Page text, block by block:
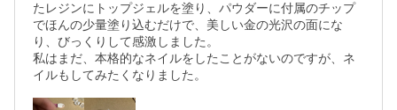
たレジンにトップジェルを塗り、パウダーに付属のチップ
でほんの少量塗り込むだけで、美しい金の光沢の面にな
り、びっくりして感激しました。
私はまだ、本格的なネイルをしたことがないのですが、ネ
イルもしてみたくなりました。